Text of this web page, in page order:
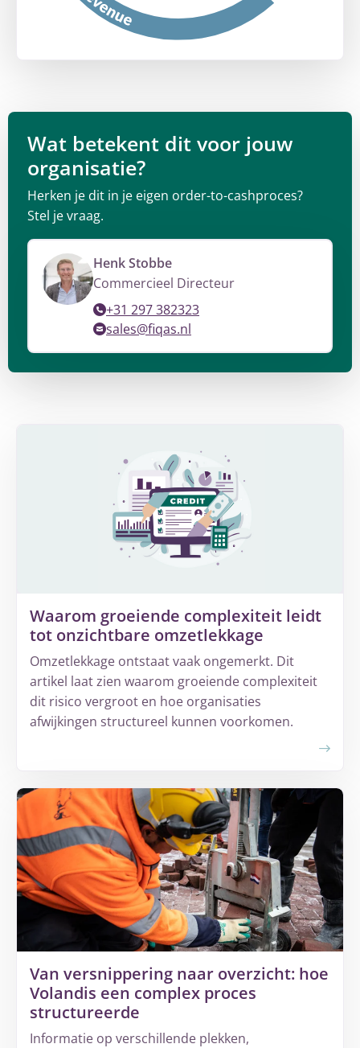
Wat betekent dit voor jouw
organisatie?
Herken je dit in je eigen order-to-cashproces?
Stel je vraag.
Henk Stobbe
Commercieel Directeur
+31 297 382323
sales@fiqas.nl
Waarom groeiende complexiteit leidt
tot onzichtbare omzetlekkage
Omzetlekkage ontstaat vaak ongemerkt. Dit
artikel laat zien waarom groeiende complexiteit
dit risico vergroot en hoe organisaties
afwijkingen structureel kunnen voorkomen.
over
Waarom
groeiende
complexiteit
leidt
tot
onzichtbare
omzetlekkage
Van versnippering naar overzicht: hoe
Volandis een complex proces
structureerde
Informatie op verschillende plekken,